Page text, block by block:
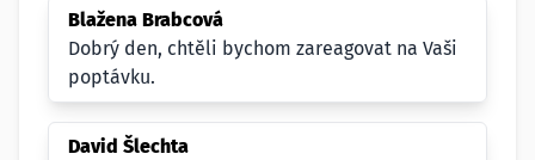
Blažena Brabcová
Dobrý den, chtěli bychom zareagovat na Vaši
poptávku.
David Šlechta